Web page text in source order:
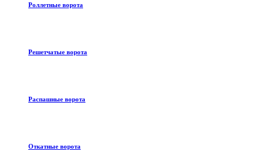
Роллетные ворота
Решетчатые ворота
Распашные ворота
Откатные ворота